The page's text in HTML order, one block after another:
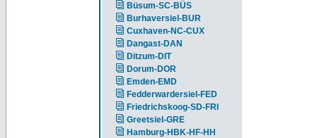
Büsum-SC-BÜS
Burhaversiel-BUR
Cuxhaven-NC-CUX
Dangast-DAN
Ditzum-DIT
Dorum-DOR
Emden-EMD
Fedderwardersiel-FED
Friedrichskoog-SD-FRI
Greetsiel-GRE
Hamburg-HBK-HF-HH